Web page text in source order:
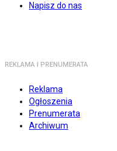
Napisz do nas
REKLAMA I PRENUMERATA
Reklama
Ogłoszenia
Prenumerata
Archiwum